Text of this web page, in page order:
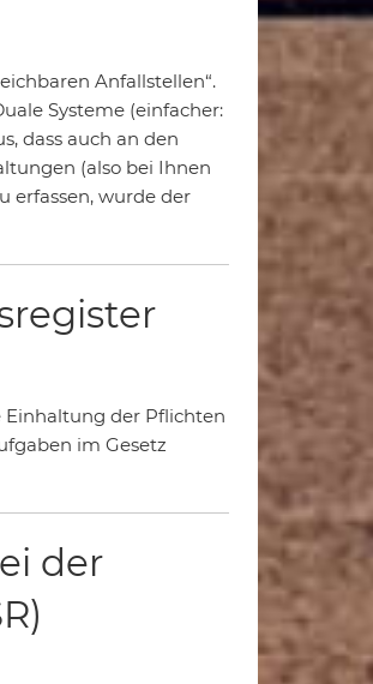
Anfallstellen“.
Systeme (einfacher:
dass auch an den
(also bei Ihnen
erfassen, wurde der
Einhaltung der Pflichten
im Gesetz
der